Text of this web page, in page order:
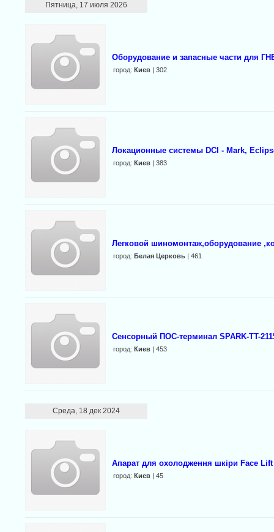
Пятница, 17 июля 2026
Оборудование и запасные части для
город: Киев| 302
Локационные системы DCI - Mark,
город: Киев| 383
Легковой шиномонтаж,оборудование
город: Белая Церковь| 461
Сенсорный ПОС-терминал SPARK-TT-
город: Киев| 453
Среда, 18 дек 2024
Апарат для охолодження шкіри Face
город: Киев| 45